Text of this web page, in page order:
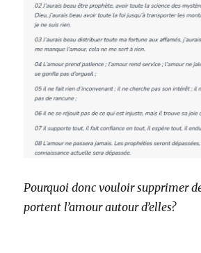
Pourquoi donc vouloir supprimer
portent l’amour autour d’elles?